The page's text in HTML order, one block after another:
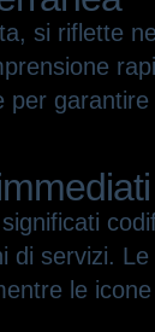
si riflette
per
di servizi.
le